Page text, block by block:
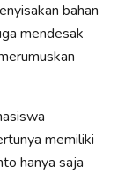
bahan
mendesak
memiliki
hanya saja